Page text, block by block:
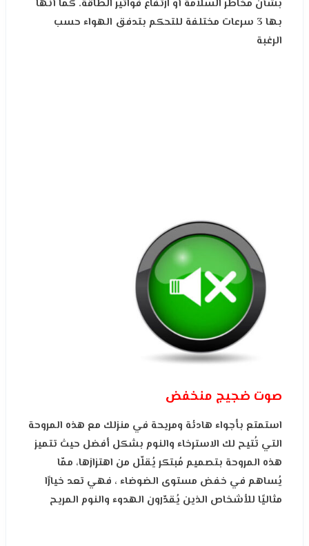
بشأن مخاطر السلامة أو ارتفاع فواتير الطاقة. كما أنها
بها 3 سرعات مختلفة للتحكم بتدفق الهواء حسب
الرغبة
صوت ضجيج منخفض
استمتع بأجواء هادئة ومريحة في منزلك مع هذه المروحة
التي تُتيح لك الاسترخاء والنوم بشكل أفضل حيث تتميز
هذه المروحة بتصميم مُبتكر يُقلّل من اهتزازها، ممّا
يُساهم في خفض مستوى الضوضاء ، فهي تعد خيارًا
مثاليًا للأشخاص الذين يُقدّرون الهدوء والنوم المريح